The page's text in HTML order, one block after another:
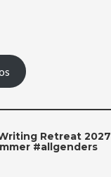
Retreat 2027
#allgenders